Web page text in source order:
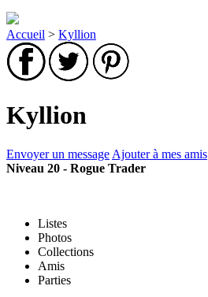
Accueil > Kyllion
Kyllion
Envoyer un message Ajouter à mes amis
Niveau 20 - Rogue Trader
Listes
Photos
Collections
Amis
Parties